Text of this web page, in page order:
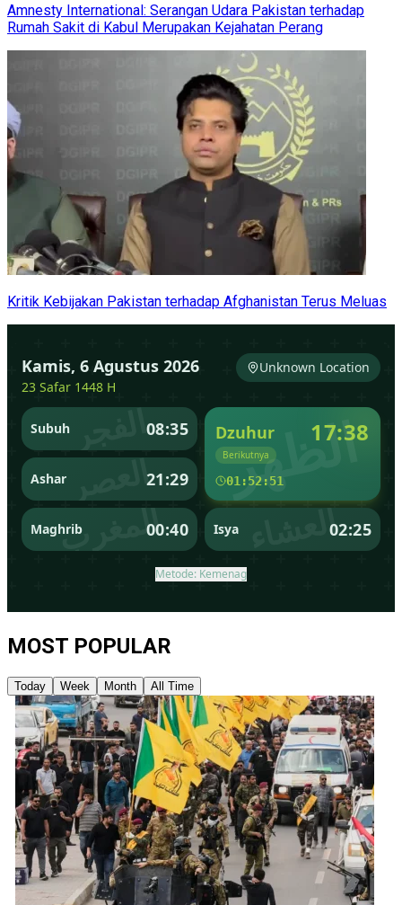
Amnesty International: Serangan Udara Pakistan terhadap
Rumah Sakit di Kabul Merupakan Kejahatan Perang
Kritik Kebijakan Pakistan terhadap Afghanistan Terus Meluas
MOST POPULAR
Today Week Month All Time